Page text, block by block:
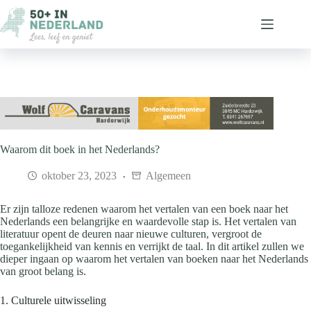
naar
de
inhoud
Waarom dit boek in het Nederlands?
oktober 23, 2023 Algemeen
Er zijn talloze redenen waarom het vertalen van een boek naar het
Nederlands een belangrijke en waardevolle stap is. Het vertalen van
literatuur opent de deuren naar nieuwe culturen, vergroot de
toegankelijkheid van kennis en verrijkt de taal. In dit artikel zullen we
dieper ingaan op waarom het vertalen van boeken naar het Nederlands
van groot belang is.
1. Culturele uitwisseling